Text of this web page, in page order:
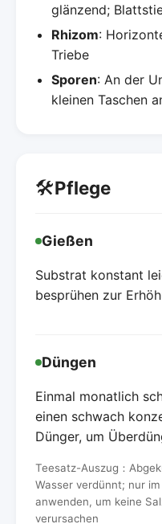
glänzend;
Rhizom:
Triebe
Sporen: An der
kleinen Taschen
🛠️Pflege
Gießen
Substrat konstant
besprühen zur
Düngen
Einmal monatlich
einen schwach
Dünger, um
Teesatz-Auszug：
Wasser verdünnt; nur
anwenden, um keine
verursachen